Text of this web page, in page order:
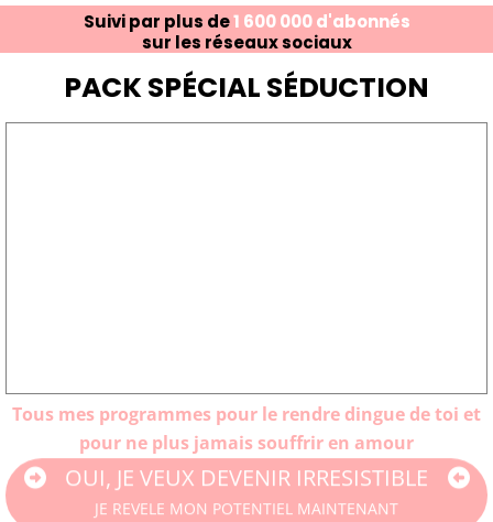
Suivi par plus de1 600 000 d'abonnés
sur les réseaux sociaux
PACK SPÉCIAL SÉDUCTION
Tous mes programmes pour le rendre dingue de toi et
pour ne plus jamais souffrir en amour
OUI, JE VEUX DEVENIR IRRESISTIBLE
JE REVELE MON POTENTIEL MAINTENANT